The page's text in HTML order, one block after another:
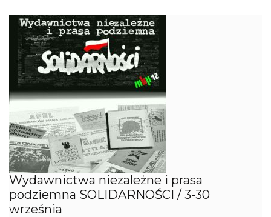
Wydawnictwa niezależne i prasa
podziemna SOLIDARNOŚCI / 3-30
września